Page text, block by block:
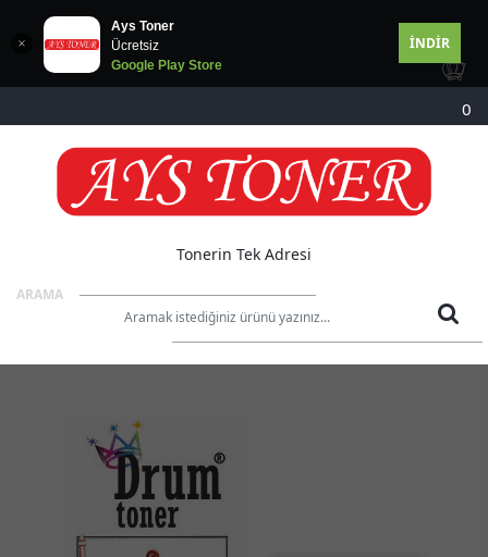
Ays Toner
Ücretsiz
Google Play Store
İNDİR
0
Tonerin Tek Adresi
ARAMA